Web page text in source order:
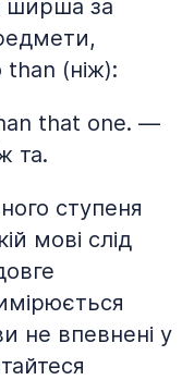
ширша за
than (ніж):
that one. —
та.
ступеня
мові слід
не впевнені у